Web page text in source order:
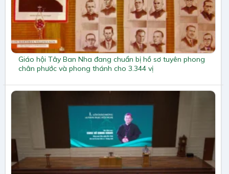
Giáo hội Tây Ban Nha đang chuẩn bị hồ sơ tuyên phong
chân phước và phong thánh cho 3.344 vị